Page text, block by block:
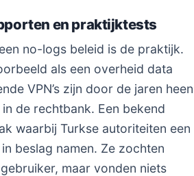
en praktijktests
no-logs beleid is de praktijk.
als een overheid data
VPN’s zijn door de jaren heen
de rechtbank. Een bekend
waarbij Turkse autoriteiten een
beslag namen. Ze zochten
maar vonden niets